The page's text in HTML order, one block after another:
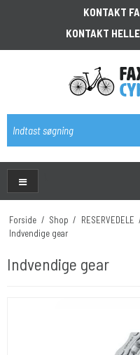
KONTAKT
KONTAKT
Forside / Shop / RESERVEDELE
Indvendige gear
Indvendige gear